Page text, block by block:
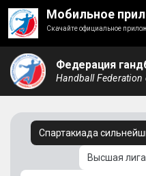
Мобильное
Скачайте официальное
Федерация
Handball Federation
Спартакиада
Высшая лига